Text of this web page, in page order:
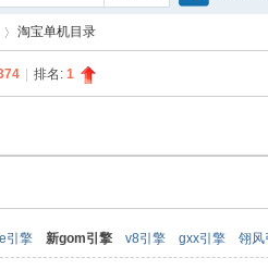
淘宝单机目录
排名: 1
引擎 新gom引擎 v8引擎 gxx引擎 翎风